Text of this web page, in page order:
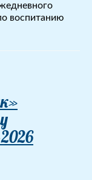
воспитанию